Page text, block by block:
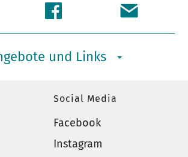
und Links
Social Media
Facebook
Instagram